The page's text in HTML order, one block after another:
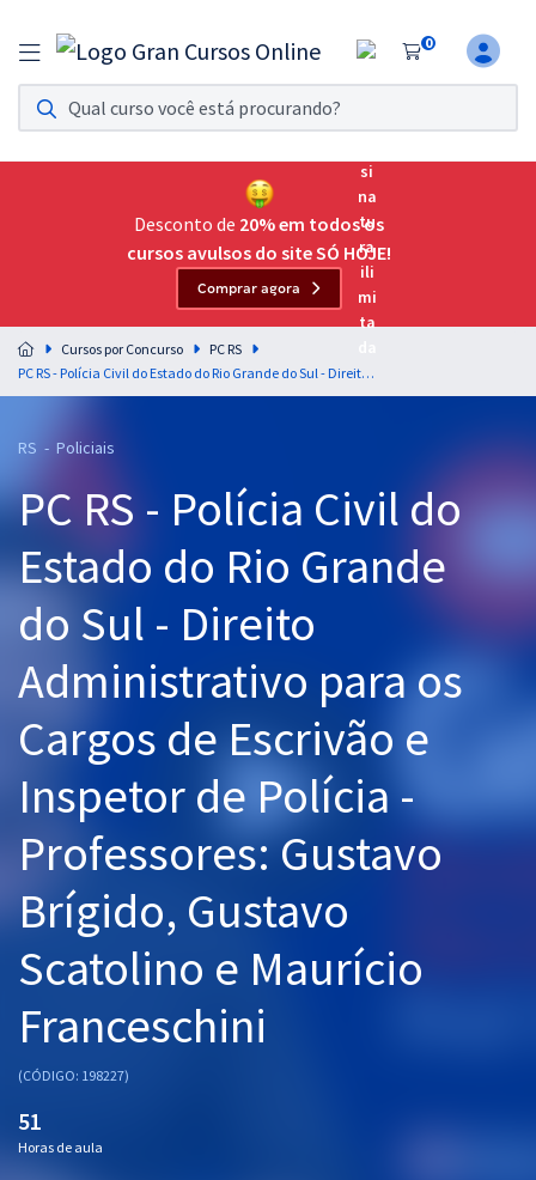
0
Assinatura Ilimitada 11
Acesso a todos os cursos. Teste grátis por 7 dias!
Assinatura OAB Até Passar
Acesso ilimitado a toda preparação para o Exame da
Residências Multiprofissionais
Preparação completa e intensiva para as principais
residências em saúde do Brasil
Cursos 20% OFF
Pós
Graduação
OAB
Questões grátis
Conteúdo gratuito
Aprovados
Desconto de 20% em todos os
cursos avulsos do site SÓ HOJE!
Comprar agora
Cursos por Concurso
PC RS
PC RS - Polícia Civil do Estado do Rio Grande do Sul - Direito Administrativo para os Cargos de Escrivão e Inspetor de Polícia - Professores: Gustavo Brígido, Gustavo Scatolino e Maurício Franceschini
RS - Policiais
PC RS - Polícia Civil do
Estado do Rio Grande
do Sul - Direito
Administrativo para os
Cargos de Escrivão e
Inspetor de Polícia -
Professores: Gustavo
Brígido, Gustavo
Scatolino e Maurício
Franceschini
(CÓDIGO: 198227)
51
Horas de aula